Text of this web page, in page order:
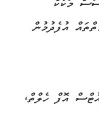
މަކާކް
އުފެދުމުން
އޮފް ހެލްތް،